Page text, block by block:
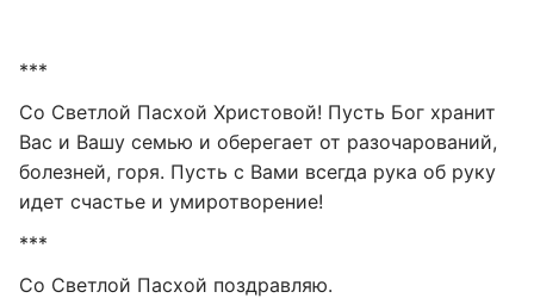
***
Со Светлой Пасхой Христовой! Пусть Бог хранит
Вас и Вашу семью и оберегает от разочарований,
болезней, горя. Пусть с Вами всегда рука об руку
идет счастье и умиротворение!
***
Со Светлой Пасхой поздравляю.